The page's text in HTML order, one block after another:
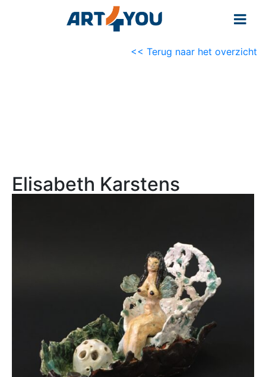
<< Terug naar het overzicht
Elisabeth Karstens